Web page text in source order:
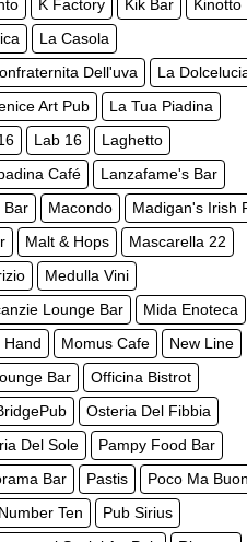
K Factory Kik Bar
Kinotto
La Casola
Dell'uva
La
Art Pub
La Tua Piadina
Lab 16
Laghetto
Café
Lanzafame's Bar
Bar
Macondo
Madigan's Irish
Malt & Hops
Mascarella 22
Medulla Vini
Lounge Bar
Mida Enoteca
Hand
Momus Cafe
New Line
Bar
Officina Bistrot
Osteria Del Fibbia
Del Sole
Pampy Food Bar
Bar
Pastis
Poco Ma
Ten
Pub Sirius